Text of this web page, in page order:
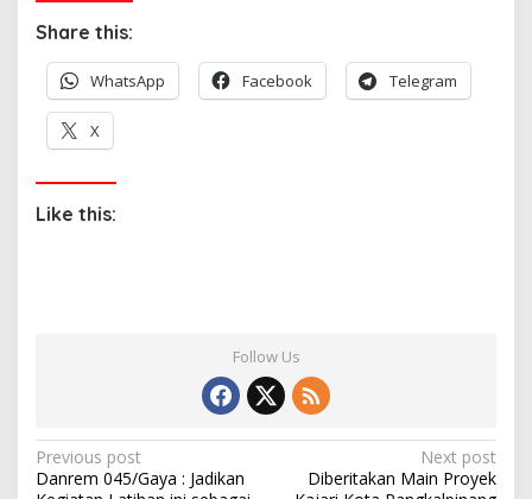
Share this:
WhatsApp Facebook Telegram
X
Like this:
Follow Us
P
Previous post
Danrem 045/Gaya : Jadikan
Next post
Diberitakan Main Proyek